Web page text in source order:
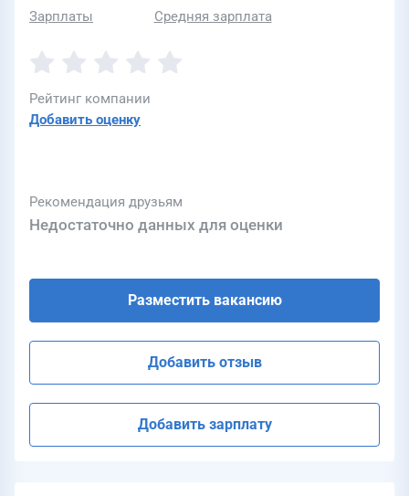
Зарплаты Средняя зарплата
Рейтинг компании
Добавить оценку
Рекомендация друзьям
Недостаточно данных для оценки
Разместить вакансию
Добавить отзыв
Добавить зарплату